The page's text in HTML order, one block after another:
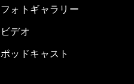
フォトギャラリー
ビデオ
ポッドキャスト